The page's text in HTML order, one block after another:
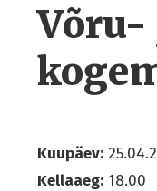
Võru-
Kuupäev:
Kellaaeg: 18.00